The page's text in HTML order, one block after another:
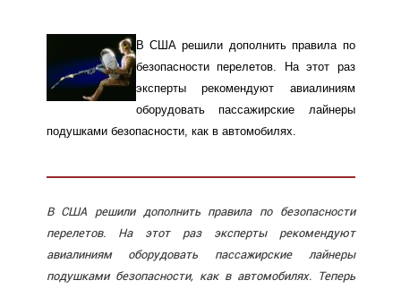
В США решили дополнить правила по
безопасности перелетов. На этот раз
эксперты рекомендуют авиалиниям
оборудовать пассажирские лайнеры
подушками безопасности, как в автомобилях.
В США решили дополнить правила по безопасности
перелетов. На этот раз эксперты рекомендуют
авиалиниям оборудовать пассажирские лайнеры
подушками безопасности, как в автомобилях. Теперь